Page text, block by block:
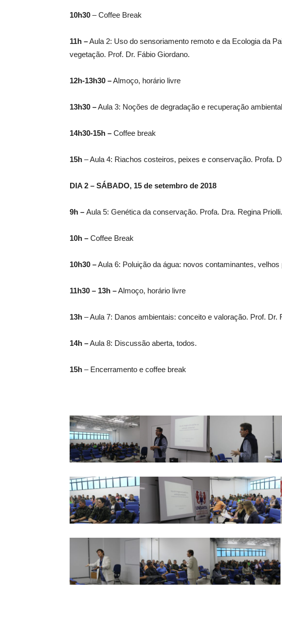
10h30 – Coffee Break
11h –Aula 2: Uso do sensoriamento remoto e da Ecologia da
vegetação. Prof. Dr. Fábio Giordano.
12h-13h30 –Almoço, horário livre
13h30 –Aula 3: Noções de degradação e recuperação
14h30-15h – Coffee break
15h – Aula 4: Riachos costeiros, peixes e conservação. Profa.
DIA 2 – SÁBADO, 15 de setembro de 2018
9h – Aula 5: Genética da conservação. Profa. Dra. Regina Priolli.
10h – Coffee Break
10h30 –Aula 6: Poluição da água: novos contaminantes,
11h30 – 13h –Almoço, horário livre
13h – Aula 7: Danos ambientais: conceito e valoração. Prof. Dr.
14h –Aula 8: Discussão aberta, todos.
15h – Encerramento e coffee break